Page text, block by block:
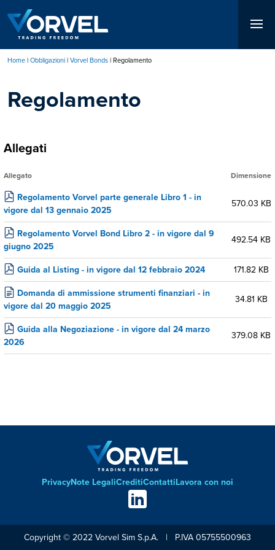
contenuto
principale
di
pane
Home Obbligazioni Vorvel Bonds Regolamento
Regolamento
Allegati
Allegato Dimensione
Regolamento Vorvel parte generale Libro 1 - in
vigore dal 13 gennaio 2025
570.03 KB
Regolamento Vorvel Bond Libro 2 - in vigore dal 9
giugno 2025
492.54 KB
Guida al Listing - in vigore dal 12 febbraio 2024
171.82 KB
Domanda di ammissione strumenti finanziari - in
vigore dal 20 maggio 2025
34.81 KB
Guida alla Negoziazione - in vigore dal 24 marzo
2026
379.08 KB
Footer
PrivacyNote LegaliCreditiContattiLavora con noi
Social
links
Copyright © 2022 Vorvel Sim S.p.A. | P.IVA 05755500963